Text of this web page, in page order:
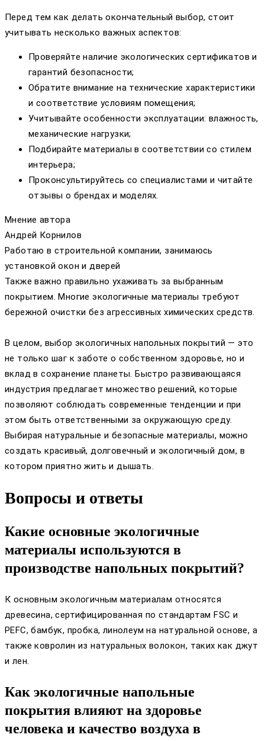
Перед тем как делать окончательный выбор, стоит
учитывать несколько важных аспектов:
Проверяйте наличие экологических сертификатов и
гарантий безопасности;
Обратите внимание на технические характеристики
и соответствие условиям помещения;
Учитывайте особенности эксплуатации: влажность,
механические нагрузки;
Подбирайте материалы в соответствии со стилем
интерьера;
Проконсультируйтесь со специалистами и читайте
отзывы о брендах и моделях.
Мнение автора
Андрей Корнилов
Работаю в строительной компании, занимаюсь
установкой окон и дверей
Также важно правильно ухаживать за выбранным
покрытием. Многие экологичные материалы требуют
бережной очистки без агрессивных химических средств.
В целом, выбор экологичных напольных покрытий — это
не только шаг к заботе о собственном здоровье, но и
вклад в сохранение планеты. Быстро развивающаяся
индустрия предлагает множество решений, которые
позволяют соблюдать современные тенденции и при
этом быть ответственными за окружающую среду.
Выбирая натуральные и безопасные материалы, можно
создать красивый, долговечный и экологичный дом, в
котором приятно жить и дышать.
Вопросы и ответы
Какие основные экологичные
материалы используются в
производстве напольных покрытий?
К основным экологичным материалам относятся
древесина, сертифицированная по стандартам FSC и
PEFC, бамбук, пробка, линолеум на натуральной основе, а
также ковролин из натуральных волокон, таких как джут
и лен.
Как экологичные напольные
покрытия влияют на здоровье
человека и качество воздуха в